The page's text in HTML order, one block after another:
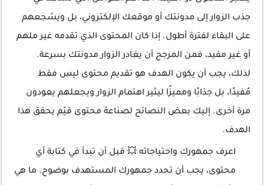
جذب الزوار إلى مدونتك أو موقعك الإلكتروني، بل ويشجعهم
على البقاء لفترة أطول. إذا كان المحتوى الذي تقدمه غير ملهم
أو غير مفيد، فمن المرجح أن يغادر الزوار مدونتك بسرعة.
لذلك، يجب أن يكون الهدف هو تقديم محتوى ليس فقط
مُفيدًا، بل جذابًا ومميزًا ليثير اهتمام الزوار ويجعلهم يعودون
مرة أخرى. إليك بعض النصائح لصناعة محتوى قيّم يحقق هذا
الهدف.
اعرف جمهورك واحتياجاته 💥 قبل أن تبدأ في كتابة أي
محتوى، يجب أن تحدد جمهورك المستهدف بوضوح. ما هي